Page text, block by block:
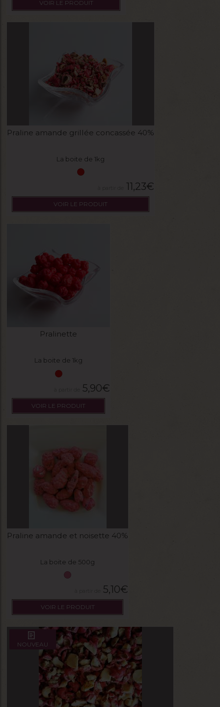
VOIR LE PRODUIT
Praline amande grillée concassée 40%
La boite de 1kg
11,23€
VOIR LE PRODUIT
Pralinette
La boite de 1kg
5,90€
VOIR LE PRODUIT
Praline amande et noisette 40%
La boite de 500g
5,10€
VOIR LE PRODUIT
NOUVEAU